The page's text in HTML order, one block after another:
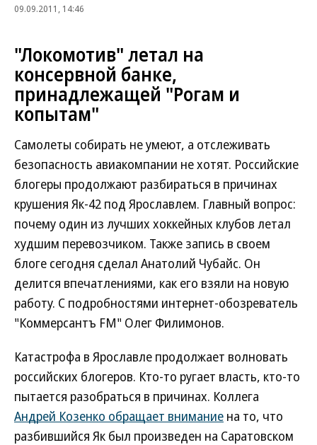
09.09.2011, 14:46
"Локомотив" летал на
консервной банке,
принадлежащей "Рогам и
копытам"
Самолеты собирать не умеют, а отслеживать
безопасность авиакомпании не хотят. Российские
блогеры продолжают разбираться в причинах
крушения Як-42 под Ярославлем. Главный вопрос:
почему один из лучших хоккейных клубов летал
худшим перевозчиком. Также запись в своем
блоге сегодня сделал Анатолий Чубайс. Он
делится впечатлениями, как его взяли на новую
работу. С подробностями интернет-обозреватель
"Коммерсантъ FM" Олег Филимонов.
Катастрофа в Ярославле продолжает волновать
российских блогеров. Кто-то ругает власть, кто-то
пытается разобраться в причинах. Коллега
Андрей Козенко обращает внимание на то, что
разбившийся Як был произведен на Саратовском